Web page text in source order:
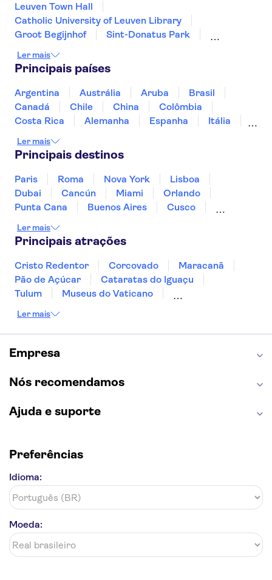
Leuven Town Hall
Catholic University of Leuven Library
Groot Begijnhof
Sint-Donatus Park
Atomium de Bruxelas
Grote Markt Antwerp
Cathedral of Our Lady Antwerp
Graslei and Korenlei
Het Steen Castle
Castle Gravensteen
Vrijdagmarkt
Ler mais
Principais países
Argentina Austrália Aruba
Brasil
Canadá
Chile China
Colômbia
Costa Rica
Alemanha Espanha
Itália
Panamá
Peru
Ler mais
Principais destinos
Paris Roma Nova York
Lisboa
Dubai
Cancún Miami
Orlando
Punta Cana
Buenos Aires
Cusco
Mendoza
Salvador
Curitiba
Recife Fortaleza
Ler mais
Principais atrações
Cristo Redentor Corcovado
Maracanã
Pão de Açúcar
Cataratas do Iguaçu
Tulum
Museus do Vaticano
Capela Sistina
Sagrada Família
Estátua da Liberdade
Empire State Building
Burj Khalifa
Discovery Cove
Ler mais
Empresa
Nós recomendamos
Ajuda e suporte
Preferências
Idioma:
Moeda: